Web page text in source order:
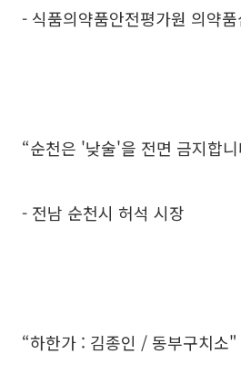
- 식품의약품안전평가원 의약
“순천은 '낮술'을 전면 금지합
- 전남 순천시 허석 시장
“하한가 : 김종인 / 동부구치소"